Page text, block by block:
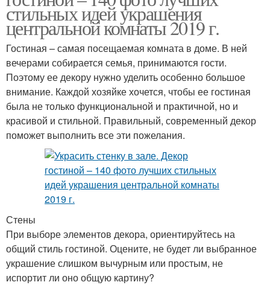
стильных идей украшения
центральной комнаты 2019 г.
Гостиная – самая посещаемая комната в доме. В ней
вечерами собирается семья, принимаются гости.
Поэтому ее декору нужно уделить особенно большое
внимание. Каждой хозяйке хочется, чтобы ее гостиная
была не только функциональной и практичной, но и
красивой и стильной. Правильный, современный декор
поможет выполнить все эти пожелания.
Стены
При выборе элементов декора, ориентируйтесь на
общий стиль гостиной. Оцените, не будет ли выбранное
украшение слишком вычурным или простым, не
испортит ли оно общую картину?